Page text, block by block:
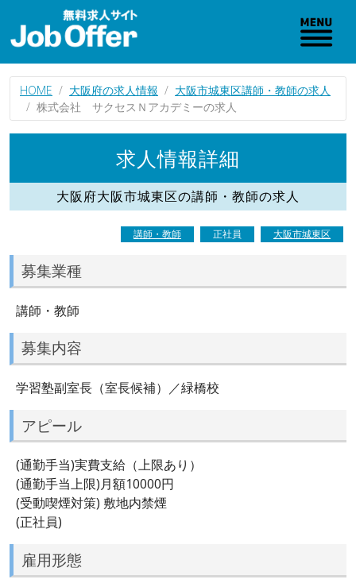
HOME 大阪府の求人情報
大阪市城東区講師・教師の求人
株式会社 サクセスＮアカデミーの求人
求人情報詳細
大阪府大阪市城東区の講師・教師の求人
講師・教師 正社員 大阪市城東区
募集業種
講師・教師
募集内容
学習塾副室長（室長候補）／緑橋校
アピール
(通勤手当)実費支給（上限あり）
(通勤手当上限)月額10000円
(受動喫煙対策) 敷地内禁煙
(正社員)
雇用形態